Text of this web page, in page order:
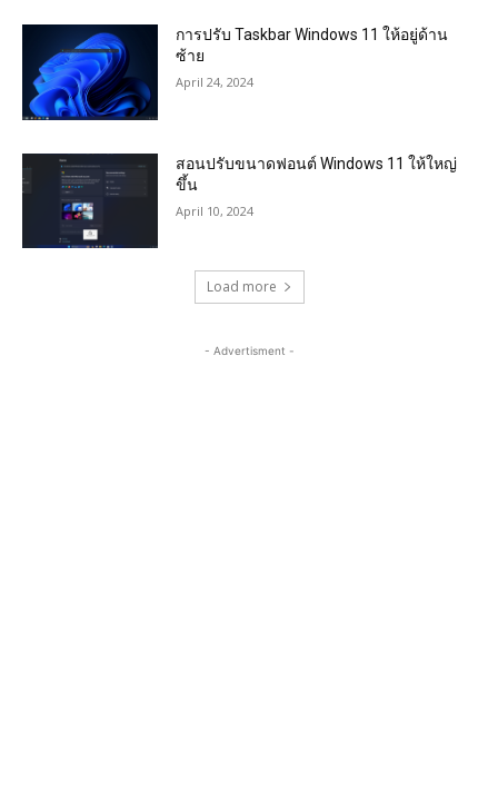
การปรับ Taskbar Windows 11 ให้อยู่ด้าน
ซ้าย
April 24, 2024
สอนปรับขนาดฟอนต์ Windows 11 ให้ใหญ่
ขึ้น
April 10, 2024
Load more
- Advertisment -